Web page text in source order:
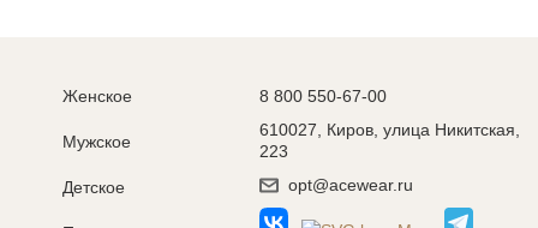
Женское
Мужское
Детское
8 800 550-67-00
610027, Киров, улица Никитская,
223
opt@acewear.ru